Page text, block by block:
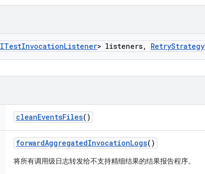
ITestInvocationListener> listeners, RetryStrategy
cleanEventsFiles()
forwardAggregatedInvocationLogs()
将所有调用级日志转发给不支持精细结果的结果报告程序。